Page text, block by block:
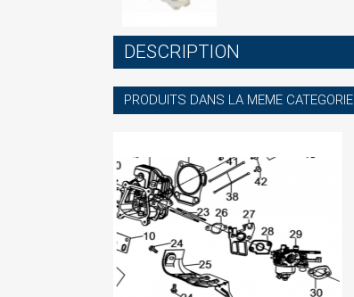
DESCRIPTION
PRODUITS DANS LA MEME CATEGORIE